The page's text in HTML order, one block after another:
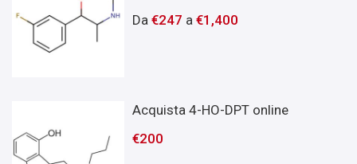
Da€247 a€1,400
Acquista 4-HO-DPT online
€200